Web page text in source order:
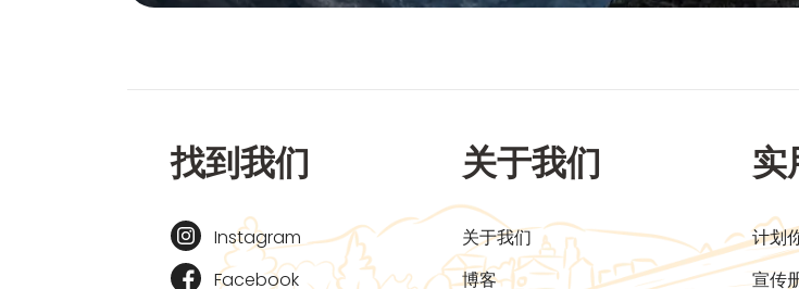
找到我们
Instagram
Facebook
关于我们
关于我们
博客
实
计划
宣传